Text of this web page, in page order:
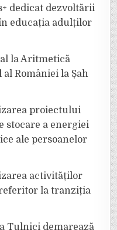
dedicat dezvoltării
educația adulților
la Aritmetică
României la Șah
proiectului
stocare a energiei
ale persoanelor
activităților
la tranziția
Tulnici demarează